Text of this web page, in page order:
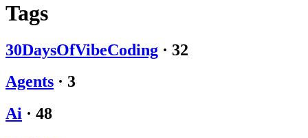
Tags
30DaysOfVibeCoding · 32
Agents · 3
Ai · 48